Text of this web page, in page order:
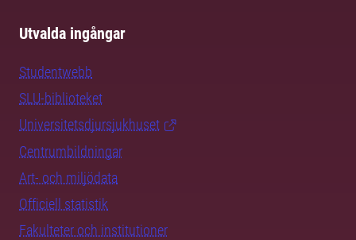
Utvalda ingångar
Studentwebb
SLU-biblioteket
Universitetsdjursjukhuset
Centrumbildningar
Art- och miljödata
Officiell statistik
Fakulteter och institutioner